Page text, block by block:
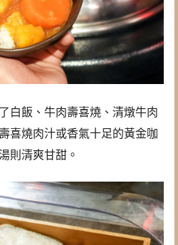
白飯、牛肉壽喜燒、清燉牛肉
喜燒肉汁或香氣十足的黃金咖
則清爽甘甜。